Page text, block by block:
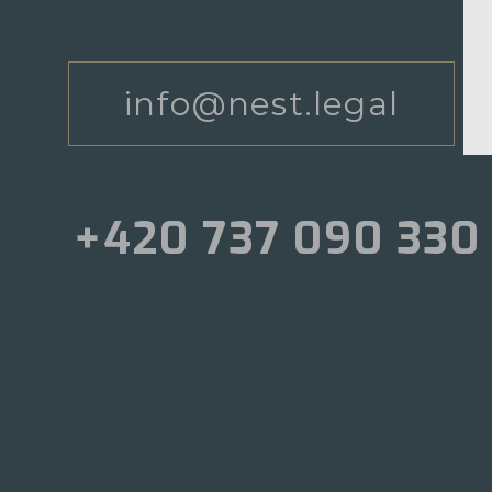
info@nest.legal
+420 737 090 330